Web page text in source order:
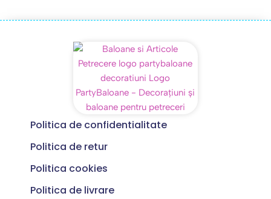
Politica de confidentialitate
Politica de retur
Politica cookies
Politica de livrare